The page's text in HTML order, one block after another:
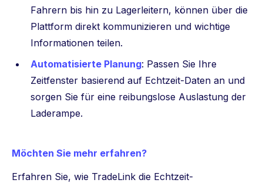
Fahrern bis hin zu Lagerleitern, können über die
Plattform direkt kommunizieren und wichtige
Informationen teilen.
Automatisierte Planung: Passen Sie Ihre
Zeitfenster basierend auf Echtzeit-Daten an und
sorgen Sie für eine reibungslose Auslastung der
Laderampe.
Möchten Sie mehr erfahren?
Erfahren Sie, wie TradeLink die Echtzeit-